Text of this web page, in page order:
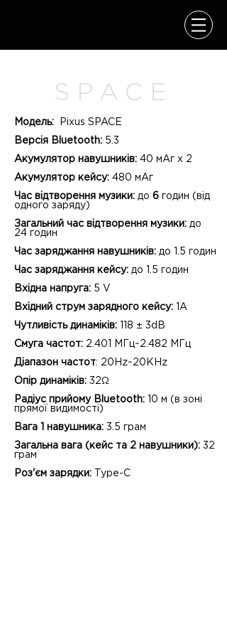
SPACE
Модель: Pixus SPACE
Версія Bluetooth: 5.3
Акумулятор навушників: 40 мАг x 2
Акумулятор кейсу: 480 мАг
Час відтворення музики: до 6 годин (від
одного заряду)
Загальний час відтворення музики: до
24 годин
Час заряджання навушників: до 1.5 годин
Час заряджання кейсу: до 1.5 годин
Вхідна напруга: 5 V
Вхідний струм зарядного кейсу: 1A
Чутливість динаміків: 118 ± 3dB
Смуга частот: 2.401 МГц~2.482 МГц
Діапазон частот: 20Hz~20KHz
Опір динаміків: 32Ω
Радіус прийому Bluetooth: 10 м (в зоні
прямої видимості)
Вага 1 навушника: 3.5 грам
Загальна вага (кейс та 2 навушники): 32
грам
Роз'єм зарядки: Type-C